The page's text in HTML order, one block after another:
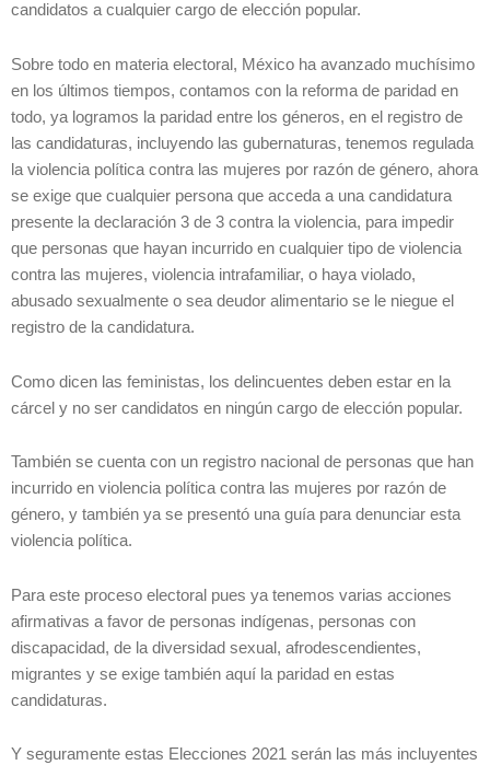
candidatos a cualquier cargo de elección popular.
Sobre todo en materia electoral, México ha avanzado muchísimo
en los últimos tiempos, contamos con la reforma de paridad en
todo, ya logramos la paridad entre los géneros, en el registro de
las candidaturas, incluyendo las gubernaturas, tenemos regulada
la violencia política contra las mujeres por razón de género, ahora
se exige que cualquier persona que acceda a una candidatura
presente la declaración 3 de 3 contra la violencia, para impedir
que personas que hayan incurrido en cualquier tipo de violencia
contra las mujeres, violencia intrafamiliar, o haya violado,
abusado sexualmente o sea deudor alimentario se le niegue el
registro de la candidatura.
Como dicen las feministas, los delincuentes deben estar en la
cárcel y no ser candidatos en ningún cargo de elección popular.
También se cuenta con un registro nacional de personas que han
incurrido en violencia política contra las mujeres por razón de
género, y también ya se presentó una guía para denunciar esta
violencia política.
Para este proceso electoral pues ya tenemos varias acciones
afirmativas a favor de personas indígenas, personas con
discapacidad, de la diversidad sexual, afrodescendientes,
migrantes y se exige también aquí la paridad en estas
candidaturas.
Y seguramente estas Elecciones 2021 serán las más incluyentes